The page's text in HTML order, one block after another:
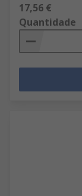
17,56 €
Quantidade